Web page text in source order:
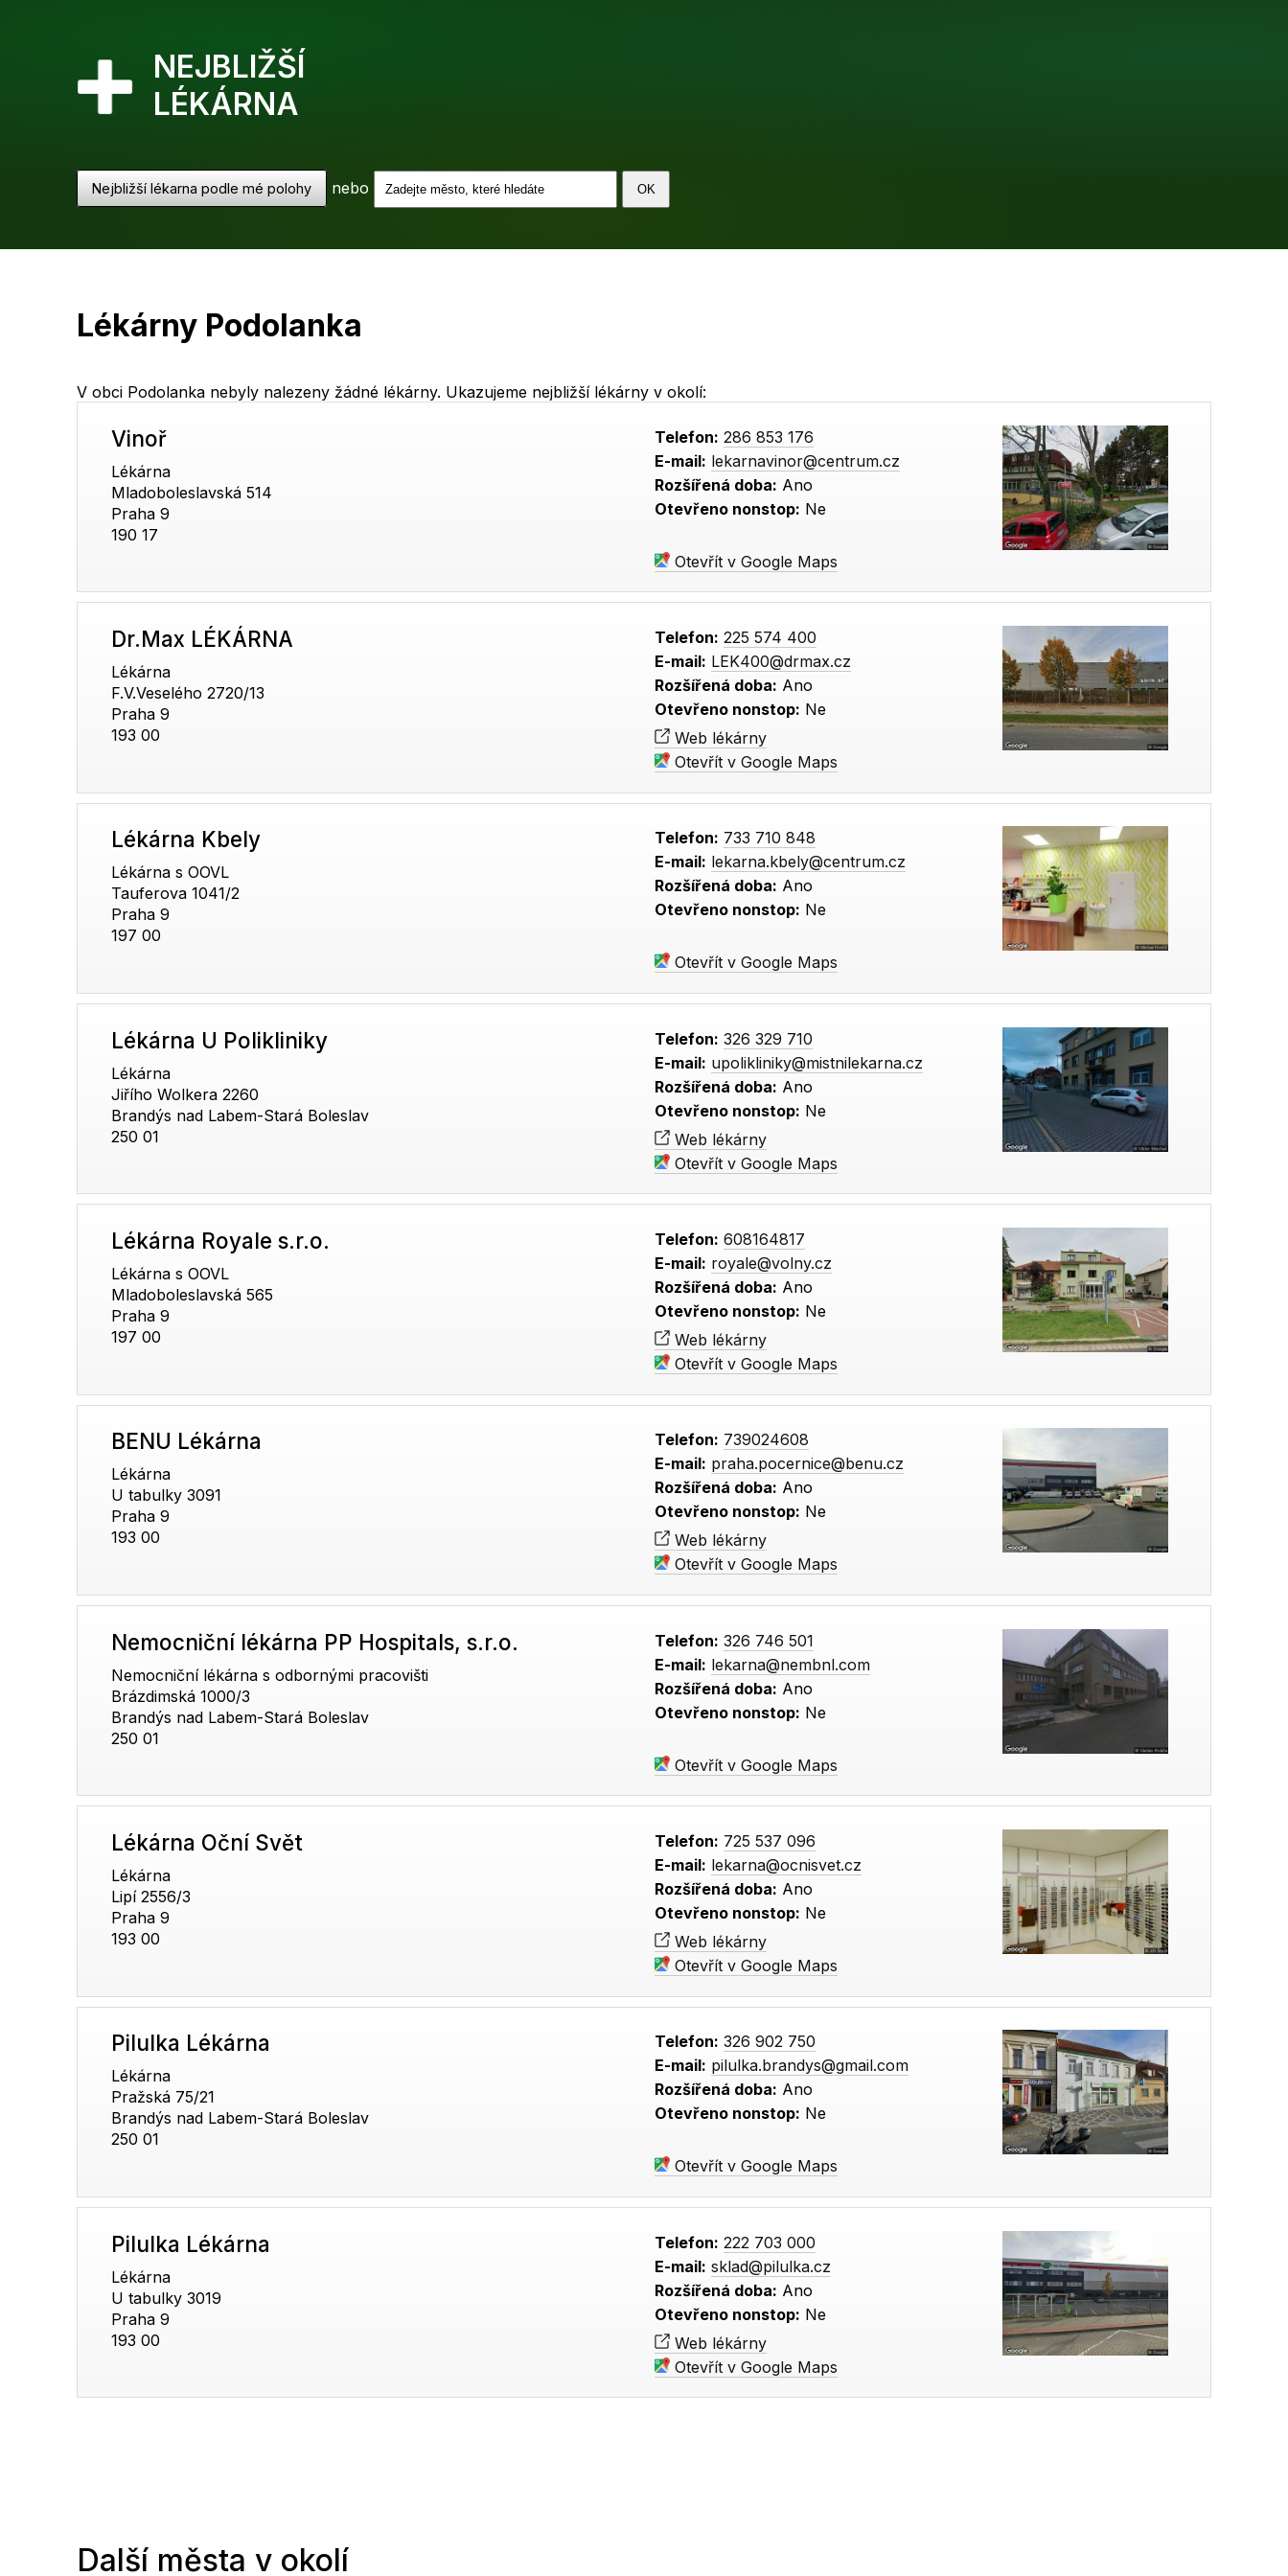
NEJBLIŽŠÍ
LÉKÁRNA
Nejbližší lékarna podle mé polohy nebo
Lékárny Podolanka
V obci Podolanka nebyly nalezeny žádné lékárny. Ukazujeme nejbližší lékárny v okolí:
Vinoř
Lékárna
Mladoboleslavská 514
Praha 9
190 17
Telefon: 286 853 176
E-mail: lekarnavinor@centrum.cz
Rozšířená doba: Ano
Otevřeno nonstop: Ne
Otevřít v Google Maps
Dr.Max LÉKÁRNA
Lékárna
F.V.Veselého 2720/13
Praha 9
193 00
Telefon: 225 574 400
E-mail: LEK400@drmax.cz
Rozšířená doba: Ano
Otevřeno nonstop: Ne
Web lékárny
Otevřít v Google Maps
Lékárna Kbely
Lékárna s OOVL
Tauferova 1041/2
Praha 9
197 00
Telefon: 733 710 848
E-mail: lekarna.kbely@centrum.cz
Rozšířená doba: Ano
Otevřeno nonstop: Ne
Otevřít v Google Maps
Lékárna U Polikliniky
Lékárna
Jiřího Wolkera 2260
Brandýs nad Labem-Stará Boleslav
250 01
Telefon: 326 329 710
E-mail: upolikliniky@mistnilekarna.cz
Rozšířená doba: Ano
Otevřeno nonstop: Ne
Web lékárny
Otevřít v Google Maps
Lékárna Royale s.r.o.
Lékárna s OOVL
Mladoboleslavská 565
Praha 9
197 00
Telefon: 608164817
E-mail: royale@volny.cz
Rozšířená doba: Ano
Otevřeno nonstop: Ne
Web lékárny
Otevřít v Google Maps
BENU Lékárna
Lékárna
U tabulky 3091
Praha 9
193 00
Telefon: 739024608
E-mail: praha.pocernice@benu.cz
Rozšířená doba: Ano
Otevřeno nonstop: Ne
Web lékárny
Otevřít v Google Maps
Nemocniční lékárna PP Hospitals, s.r.o.
Nemocniční lékárna s odbornými pracovišti
Brázdimská 1000/3
Brandýs nad Labem-Stará Boleslav
250 01
Telefon: 326 746 501
E-mail: lekarna@nembnl.com
Rozšířená doba: Ano
Otevřeno nonstop: Ne
Otevřít v Google Maps
Lékárna Oční Svět
Lékárna
Lipí 2556/3
Praha 9
193 00
Telefon: 725 537 096
E-mail: lekarna@ocnisvet.cz
Rozšířená doba: Ano
Otevřeno nonstop: Ne
Web lékárny
Otevřít v Google Maps
Pilulka Lékárna
Lékárna
Pražská 75/21
Brandýs nad Labem-Stará Boleslav
250 01
Telefon: 326 902 750
E-mail: pilulka.brandys@gmail.com
Rozšířená doba: Ano
Otevřeno nonstop: Ne
Otevřít v Google Maps
Pilulka Lékárna
Lékárna
U tabulky 3019
Praha 9
193 00
Telefon: 222 703 000
E-mail: sklad@pilulka.cz
Rozšířená doba: Ano
Otevřeno nonstop: Ne
Web lékárny
Otevřít v Google Maps
Další města v okolí